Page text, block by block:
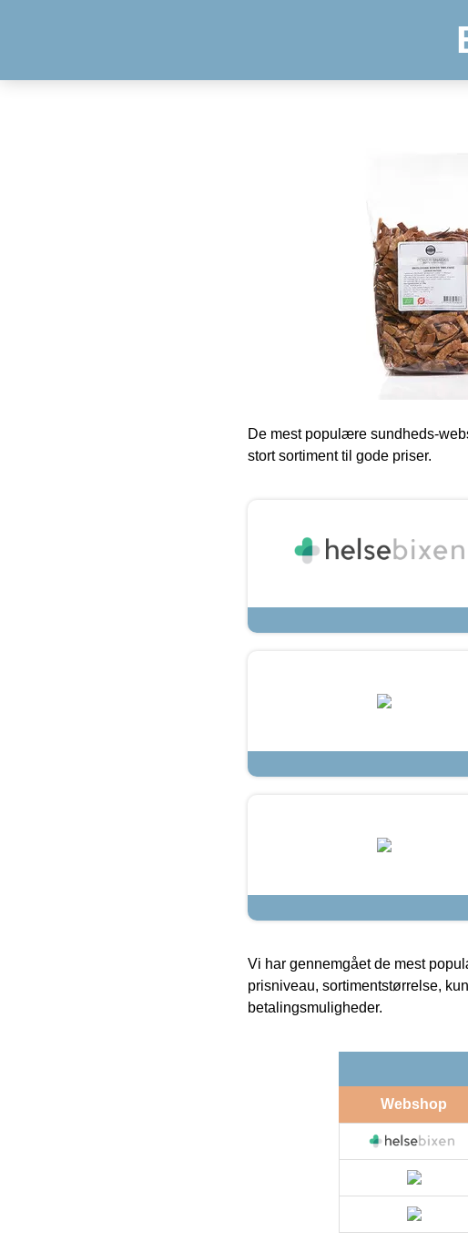
De mest populære sundheds-
stort sortiment til gode priser.
Vi har gennemgået de mest
prisniveau, sortimentstørrelse,
betalingsmuligheder.
Webshop